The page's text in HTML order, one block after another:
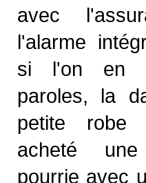
avec
l'alarme
si l'on en
paroles, la
petite robe
acheté
pourrie avec